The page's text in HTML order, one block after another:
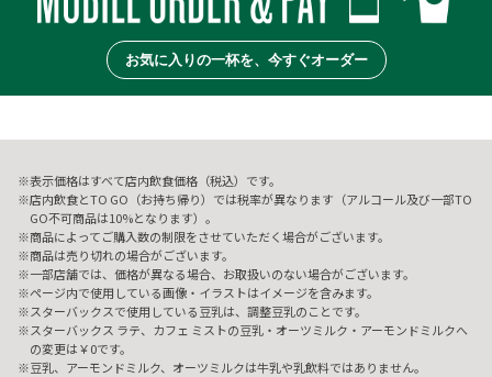
お気に入りの一杯を、今すぐオーダー
表示価格はすべて店内飲食価格（税込）です。
店内飲食とTO GO（お持ち帰り）では税率が異なります（アルコール及び一部TO
GO不可商品は10%となります）。
商品によってご購入数の制限をさせていただく場合がございます。
商品は売り切れの場合がございます。
一部店舗では、価格が異なる場合、お取扱いのない場合がございます。
ページ内で使用している画像・イラストはイメージを含みます。
スターバックスで使用している豆乳は、調整豆乳のことです。
スターバックス ラテ、カフェ ミストの豆乳・オーツミルク・アーモンドミルクへ
の変更は￥0です。
豆乳、アーモンドミルク、オーツミルクは牛乳や乳飲料ではありません。